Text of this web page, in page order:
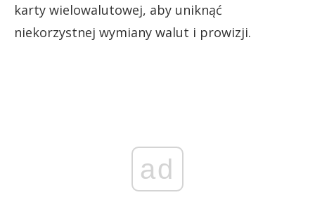
karty wielowalutowej, aby uniknąć
niekorzystnej wymiany walut i prowizji.
ad